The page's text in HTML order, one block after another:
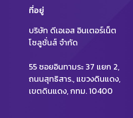
ที่อยู่
บริษัท ดีเอเอส อินเตอร์เน็ต
โซลูชั่นส์ จำกัด
55 ซอยอินทามระ 37 แยก 2,
ถนนสุทธิสาร., แขวงดินแดง,
เขตดินแดง, กทม. 10400